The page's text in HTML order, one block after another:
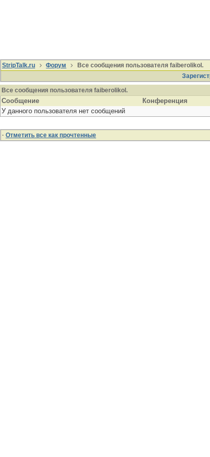
StripTalk.ru Форум
Все сообщения пользователя faiberolikol.
Все сообщения пользователя faiberolikol.
Сообщение Конференция
У данного пользователя нет сообщений
· Отметить все как прочтенные